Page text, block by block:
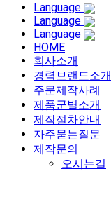
Language
Language
Language
HOME
회사소개
경력브랜드소개
주문제작사례
제품군별소개
제작절차안내
자주묻는질문
제작문의
오시는길